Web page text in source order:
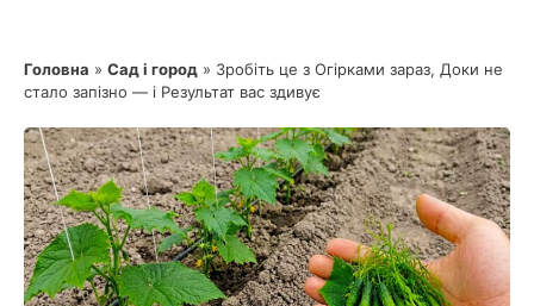
Головна » Сад і город » Зробіть це з Огірками зараз, Доки не
стало запізно — і Результат вас здивує